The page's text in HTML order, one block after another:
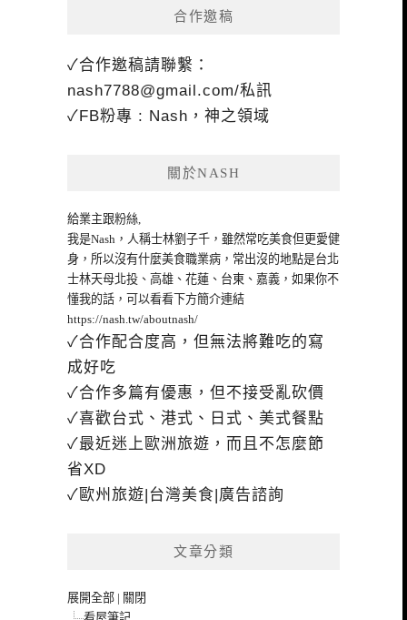
合作邀稿
✓合作邀稿請聯繫：
nash7788@gmail.com/私訊
✓FB粉專 : Nash，神之領域
關於NASH
給業主跟粉絲,
我是Nash，人稱士林劉子千，雖然常吃美食但更愛健
身，所以沒有什麼美食職業病，常出沒的地點是台北
士林天母北投、高雄、花蓮、台東、嘉義，如果你不
懂我的話，可以看看下方簡介連結
https://nash.tw/aboutnash/
✓合作配合度高，但無法將難吃的寫
成好吃
✓合作多篇有優惠，但不接受亂砍價
✓喜歡台式、港式、日式、美式餐點
✓最近迷上歐洲旅遊，而且不怎麼節
省XD
✓歐州旅遊|台灣美食|廣告諮詢
文章分類
展開全部 | 關閉